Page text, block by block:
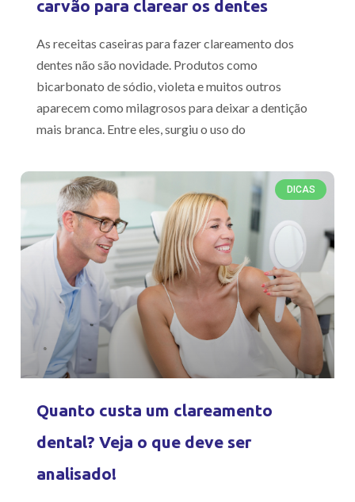
carvão para clarear os dentes
As receitas caseiras para fazer clareamento dos
dentes não são novidade. Produtos como
bicarbonato de sódio, violeta e muitos outros
aparecem como milagrosos para deixar a dentição
mais branca. Entre eles, surgiu o uso do
DICAS
Quanto custa um clareamento
dental? Veja o que deve ser
analisado!